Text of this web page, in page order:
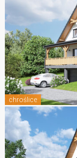
chroślice